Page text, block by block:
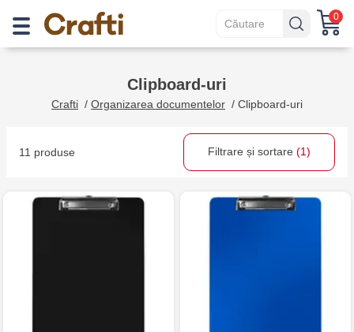
0
Clipboard-uri
Crafti / Organizarea documentelor / Clipboard-uri
11 produse Filtrare și sortare (1)